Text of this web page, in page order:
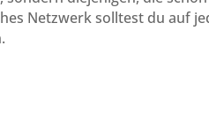
Netzwerk solltest du auf